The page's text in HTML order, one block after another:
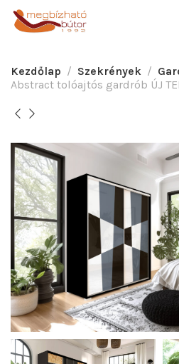
Kezdőlap Szekrények
Abstract tolóajtós gardrób ÚJ